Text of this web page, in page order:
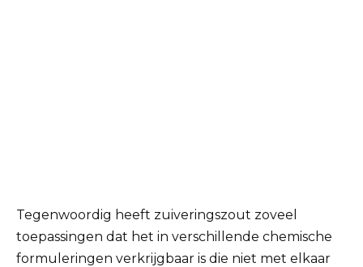
Tegenwoordig heeft zuiveringszout zoveel
toepassingen dat het in verschillende chemische
formuleringen verkrijgbaar is die niet met elkaar